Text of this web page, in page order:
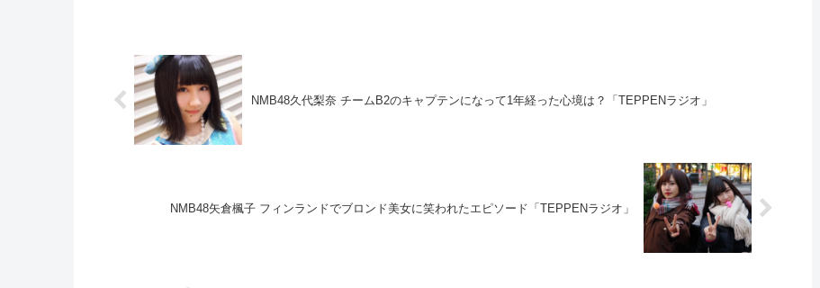
NMB48久代梨奈 チームB2のキャプテンになって1年経った心境は？「TEPPENラジオ」
NMB48矢倉楓子 フィンランドでブロンド美女に笑われたエピソード「TEPPENラジオ」